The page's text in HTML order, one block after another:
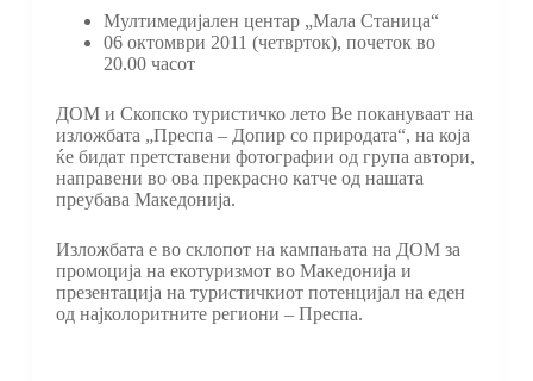
Мултимедијален центар „Мала Станица“
06 октомври 2011 (четврток), почеток во
20.00 часот
ДОМ и Скопско туристичко лето Ве покануваат на
изложбата „Преспа – Допир со природата“, на која
ќе бидат претставени фотографии од група автори,
направени во ова прекрасно катче од нашата
преубава Македонија.
Изложбата е во склопот на кампањата на ДОМ за
промоција на екотуризмот во Македонија и
презентација на туристичкиот потенцијал на еден
од најколоритните региони – Преспа.